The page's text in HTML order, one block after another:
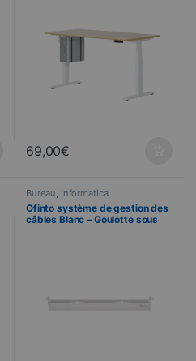
69,00€
Bureau, Informatica
Ofinto système de gestion des
câbles Blanc – Goulotte sous